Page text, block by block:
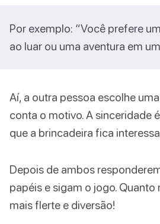
Por exemplo: “Você prefere
ao luar ou uma aventura em
Aí, a outra pessoa escolhe
conta o motivo. A sinceridade
que a brincadeira fica
Depois de ambos
papéis e sigam o jogo. Quanto
mais flerte e diversão!